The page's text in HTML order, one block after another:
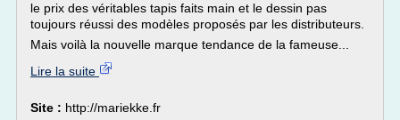
le prix des véritables tapis faits main et le dessin pas
toujours réussi des modèles proposés par les distributeurs.
Mais voilà la nouvelle marque tendance de la fameuse...
Lire la suite
Site : http://mariekke.fr